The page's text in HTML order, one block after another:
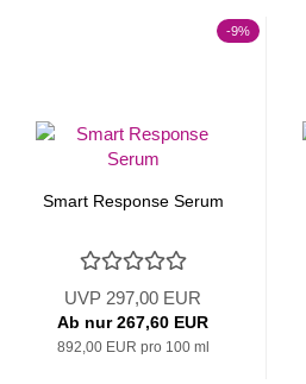
-9%
Smart Response Serum
UVP 297,00 EUR
Ab nur 267,60 EUR
892,00 EUR pro 100 ml